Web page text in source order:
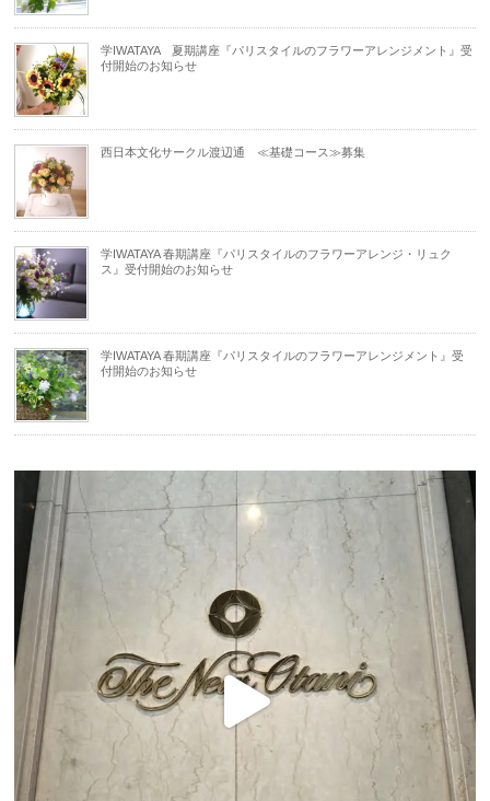
学IWATAYA 夏期講座『パリスタイルのフラワーアレンジメント』受
付開始のお知らせ
西日本文化サークル渡辺通 ≪基礎コース≫募集
学IWATAYA 春期講座『パリスタイルのフラワーアレンジ・リュク
ス』受付開始のお知らせ
学IWATAYA 春期講座『パリスタイルのフラワーアレンジメント』受
付開始のお知らせ